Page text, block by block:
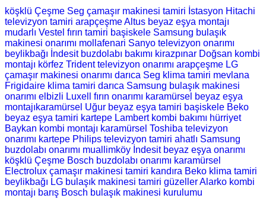
köşklü Çeşme Seg çamaşır makinesi tamiri İstasyon Hitachi
televizyon tamiri arapçeşme Altus beyaz eşya montajı
mudarlı Vestel fırın tamiri başiskele Samsung bulaşık
makinesi onarımı mollafenari Sanyo televizyon onarımı
beylikbağı İndesit buzdolabı bakımı kirazpınar Doğsan kombi
montajı körfez Trident televizyon onarımı arapçeşme LG
çamaşır makinesi onarımı darıca Seg klima tamiri mevlana
Frigidaire klima tamiri darıca Samsung bulaşık makinesi
onarımı elbizli Luxell fırın onarımı karamürsel beyaz eşya
montajıkaramürsel Uğur beyaz eşya tamiri başiskele Beko
beyaz eşya tamiri kartepe Lambert kombi bakımı hürriyet
Baykan kombi montajı karamürsel Toshiba televizyon
onarımı kartepe Philips televizyon tamiri ahatlı Samsung
buzdolabı onarımı muallimköy İndesit beyaz eşya onarımı
köşklü Çeşme Bosch buzdolabı onarımı karamürsel
Electrolux çamaşır makinesi tamiri kandıra Beko klima tamiri
beylikbağı LG bulaşık makinesi tamiri güzeller Alarko kombi
montajı barış Bosch bulaşık makinesi kurulumu